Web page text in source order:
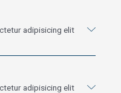
adipisicing elit
adipisicing elit